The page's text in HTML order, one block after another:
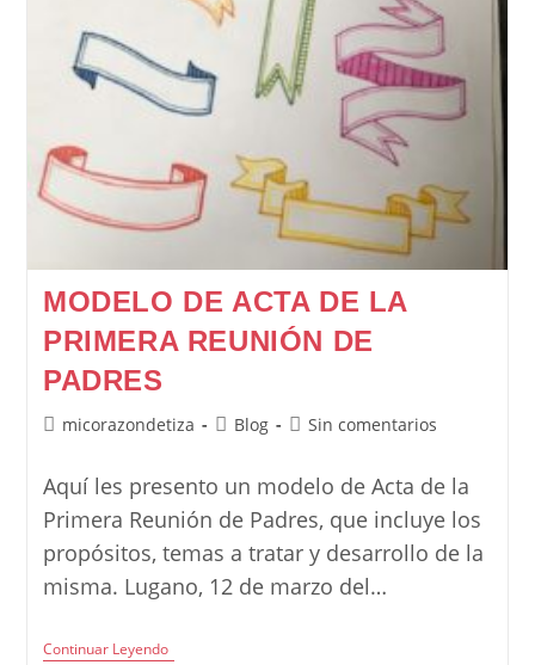
MODELO DE ACTA DE LA
PRIMERA REUNIÓN DE
PADRES
Autor
la
entrada:
micorazondetiza
Categoría
entrada:
Blog
Comentarios
la
entrada:
Sin comentarios
Aquí les presento un modelo de Acta de la
Primera Reunión de Padres, que incluye los
propósitos, temas a tratar y desarrollo de la
misma. Lugano, 12 de marzo del…
Continuar LeyendoModelo